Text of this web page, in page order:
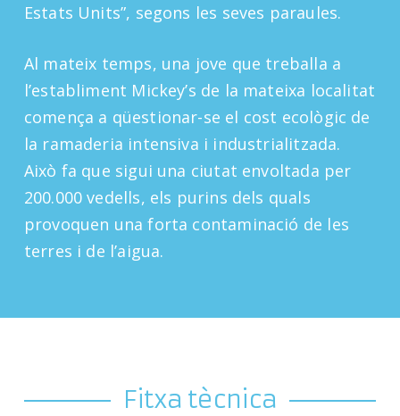
Estats Units”, segons les seves paraules.
Al mateix temps, una jove que treballa a
l’establiment Mickey’s de la mateixa localitat
comença a qüestionar-se el cost ecològic de
la ramaderia intensiva i industrialitzada.
Això fa que sigui una ciutat envoltada per
200.000 vedells, els purins dels quals
provoquen una forta contaminació de les
terres i de l’aigua.
Fitxa tècnica